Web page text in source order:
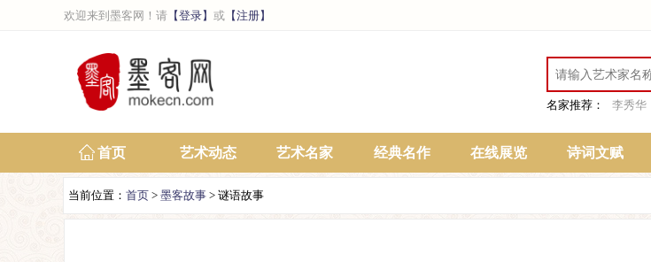
欢迎来到墨客网！请 【登录】 或 【注册】
名家推荐： 李秀华
首页 艺术动态 艺术名家 经典名作 在线展览 诗词文赋
当前位置： 首页 > 墨客故事 > 谜语故事